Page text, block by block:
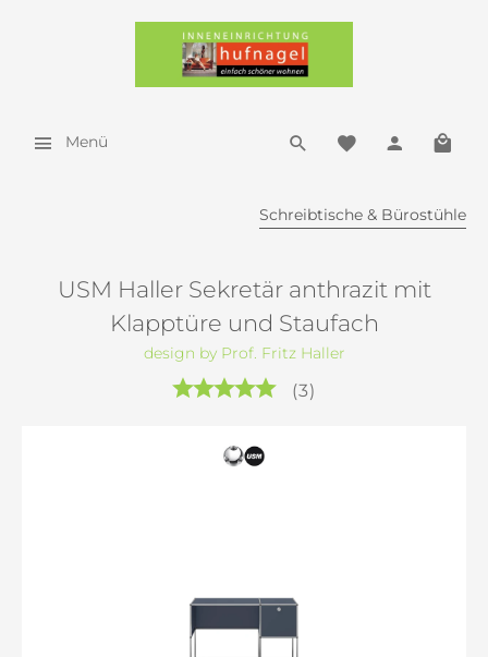
Menü
Schreibtische & Bürostühle
USM Haller Sekretär anthrazit mit
Klapptüre und Staufach
design by Prof. Fritz Haller
(3)